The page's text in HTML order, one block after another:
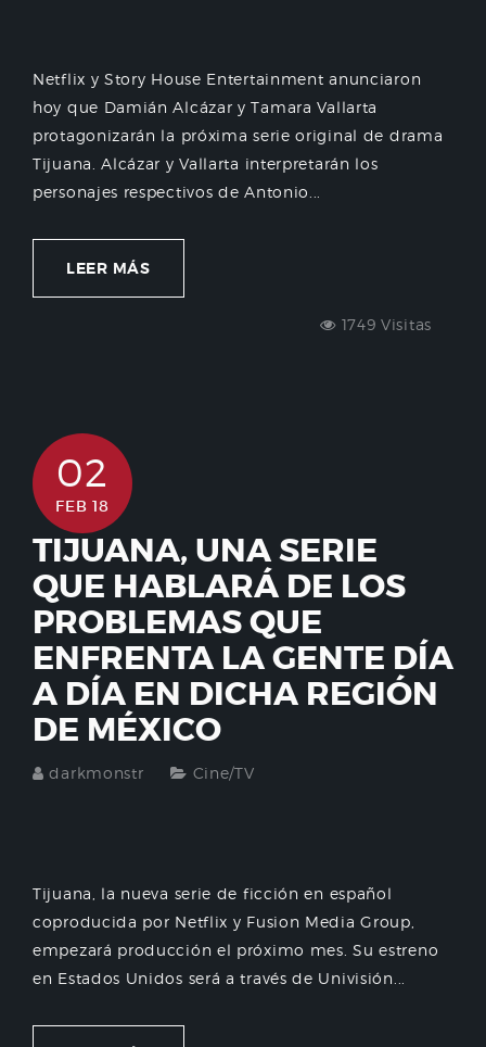
Netflix y Story House Entertainment anunciaron
hoy que Damián Alcázar y Tamara Vallarta
protagonizarán la próxima serie original de drama
Tijuana. Alcázar y Vallarta interpretarán los
personajes respectivos de Antonio...
LEER MÁS
1749 Visitas
02
FEB 18
TIJUANA, UNA SERIE
QUE HABLARÁ DE LOS
PROBLEMAS QUE
ENFRENTA LA GENTE DÍA
A DÍA EN DICHA REGIÓN
DE MÉXICO
darkmonstr Cine/TV
Tijuana, la nueva serie de ficción en español
coproducida por Netflix y Fusion Media Group,
empezará producción el próximo mes. Su estreno
en Estados Unidos será a través de Univisión...